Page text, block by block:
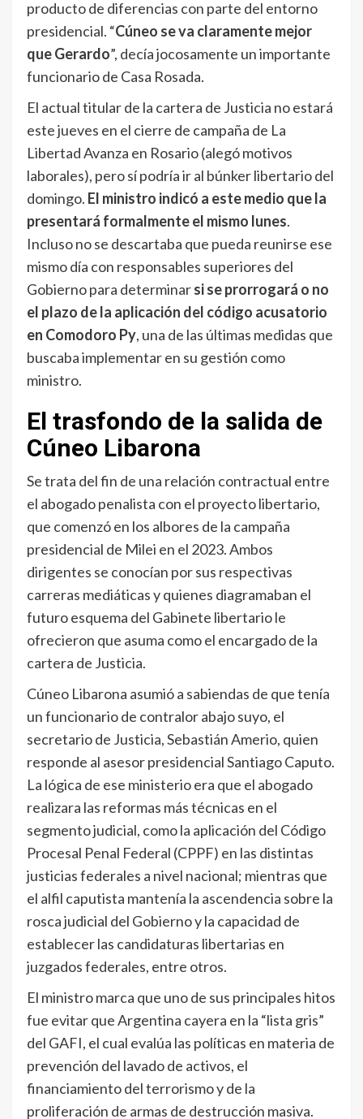
producto de diferencias con parte del entorno
presidencial. “Cúneo se va claramente mejor
que Gerardo”, decía jocosamente un importante
funcionario de Casa Rosada.
El actual titular de la cartera de Justicia no estará
este jueves en el cierre de campaña de La
Libertad Avanza en Rosario (alegó motivos
laborales), pero sí podría ir al búnker libertario del
domingo. El ministro indicó a este medio que la
presentará formalmente el mismo lunes.
Incluso no se descartaba que pueda reunirse ese
mismo día con responsables superiores del
Gobierno para determinarsi se prorrogará o no
el plazo de la aplicación del código acusatorio
en Comodoro Py, una de las últimas medidas que
buscaba implementar en su gestión como
ministro.
El trasfondo de la salida de
Cúneo Libarona
Se trata del fin de una relación contractual entre
el abogado penalista con el proyecto libertario,
que comenzó en los albores de la campaña
presidencial de Milei en el 2023. Ambos
dirigentes se conocían por sus respectivas
carreras mediáticas y quienes diagramaban el
futuro esquema del Gabinete libertario le
ofrecieron que asuma como el encargado de la
cartera de Justicia.
Cúneo Libarona asumió a sabiendas de que tenía
un funcionario de contralor abajo suyo, el
secretario de Justicia, Sebastián Amerio, quien
responde al asesor presidencial Santiago Caputo.
La lógica de ese ministerio era que el abogado
realizara las reformas más técnicas en el
segmento judicial, como la aplicación del Código
Procesal Penal Federal (CPPF) en las distintas
justicias federales a nivel nacional; mientras que
el alfil caputista mantenía la ascendencia sobre la
rosca judicial del Gobierno y la capacidad de
establecer las candidaturas libertarias en
juzgados federales, entre otros.
El ministro marca que uno de sus principales hitos
fue evitar que Argentina cayera en la “lista gris”
del GAFI, el cual evalúa las políticas en materia de
prevención del lavado de activos, el
financiamiento del terrorismo y de la
proliferación de armas de destrucción masiva.